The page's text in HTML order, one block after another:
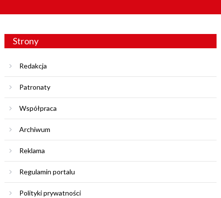
Strony
Redakcja
Patronaty
Współpraca
Archiwum
Reklama
Regulamin portalu
Polityki prywatności